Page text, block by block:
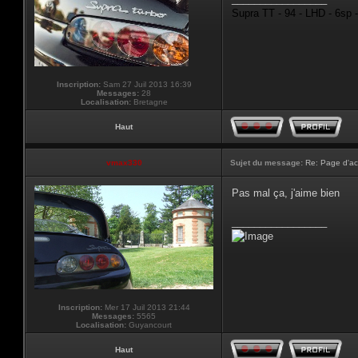
Inscription:Sam 27 Juil 2013 16:39
Messages: 28
Localisation:Bretagne
Supra TT - 94 - LHD - 6sp
Haut
vmax330 Sujet du message: Re: Page
Inscription:Mer 17 Juil 2013 21:44
Messages: 5565
Localisation: Guyancourt
Pas mal ça, j'aime bien
Haut